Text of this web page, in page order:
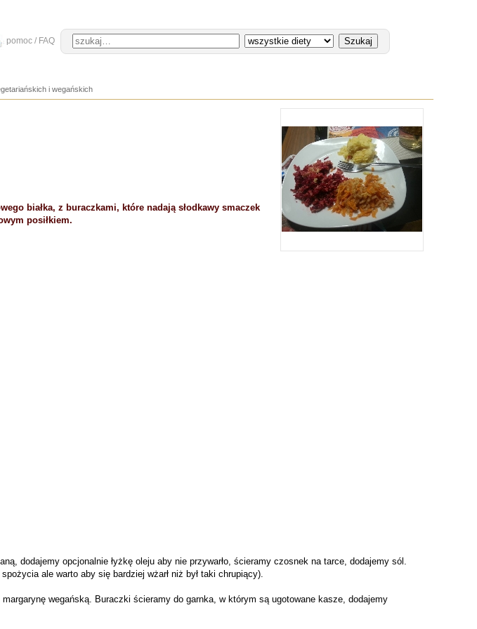
pomoc / FAQ
i wegańskich
białka, z buraczkami, które nadają słodkawy smaczek
posiłkiem.
dodajemy opcjonalnie łyżkę oleju aby nie przywarło, ścieramy czosnek na tarce, dodajemy sól.
ale warto aby się bardziej wżarł niż był taki chrupiący).
wegańską. Buraczki ścieramy do garnka, w którym są ugotowane kasze, dodajemy